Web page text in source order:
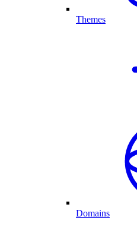
Themes
Domains